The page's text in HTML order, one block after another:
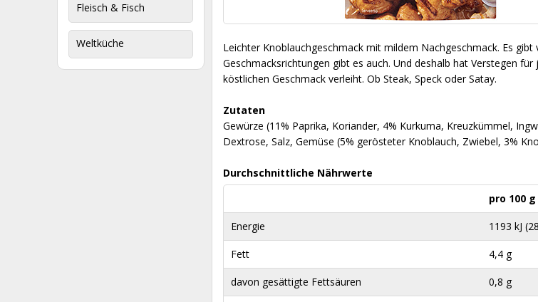
Fleisch & Fisch
Weltküche
Leichter Knoblauchgeschmack mit mildem Nachgeschmack. Es
Geschmacksrichtungen gibt es auch. Und deshalb hat Verstegen
köstlichen Geschmack verleiht. Ob Steak, Speck oder Satay.
Zutaten
Gewürze (11% Paprika, Koriander, 4% Kurkuma, Kreuzkümmel,
Dextrose, Salz, Gemüse (5% gerösteter Knoblauch, Zwiebel, 3%
Durchschnittliche Nährwerte
pro 100 g
Energie 1193 kJ
Fett 4,4 g
davon gesättigte Fettsäuren 0,8 g